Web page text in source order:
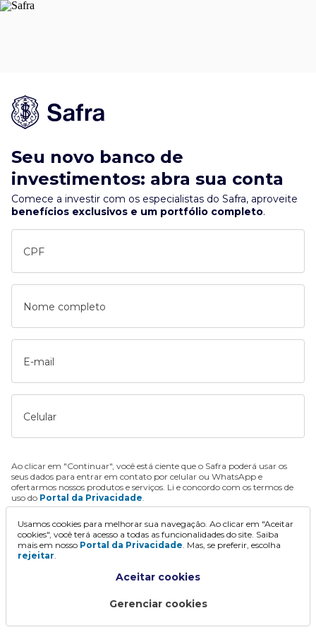
Seu novo banco de
investimentos: abra sua conta
Comece a investir com os especialistas do Safra, aproveite
benefícios exclusivos e um portfólio completo.
CPF
Nome completo
E-mail
Celular
Ao clicar em "Continuar", você está ciente que o Safra poderá usar os
seus dados para entrar em contato por celular ou WhatsApp e
ofertarmos nossos produtos e serviços. Li e concordo com os termos de
uso do Portal da Privacidade.
Continuar
Usamos cookies para melhorar sua navegação. Ao clicar em "Aceitar
cookies", você terá acesso a todas as funcionalidades do site. Saiba
mais em nosso Portal da Privacidade. Mas, se preferir, escolha
rejeitar.
Aceitar cookies
Gerenciar cookies